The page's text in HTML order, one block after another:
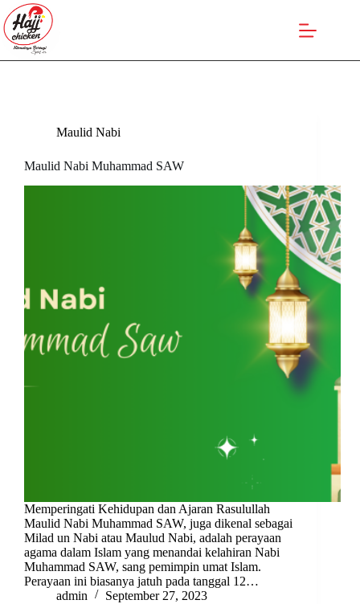
Skip
to
content
Maulid Nabi
Maulid Nabi Muhammad SAW
Memperingati Kehidupan dan Ajaran Rasulullah
Maulid Nabi Muhammad SAW, juga dikenal sebagai
Milad un Nabi atau Maulud Nabi, adalah perayaan
agama dalam Islam yang menandai kelahiran Nabi
Muhammad SAW, sang pemimpin umat Islam.
Perayaan ini biasanya jatuh pada tanggal 12…
admin
September 27, 2023